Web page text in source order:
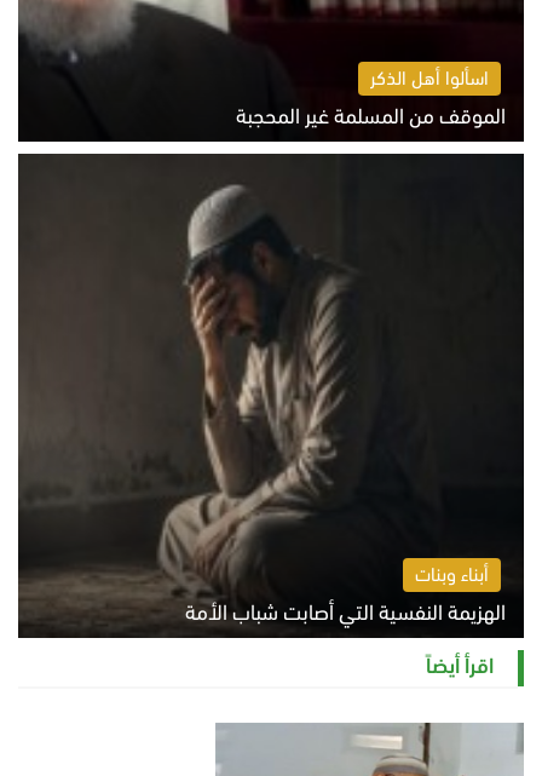
اسألوا أهل الذكر
الموقف من المسلمة غير المحجبة
الخميس 6 أغسطس 2026 10:45 ص
أبناء وبنات
الهزيمة النفسية التي أصابت شباب الأمة
الخميس 6 أغسطس 2026 11:12 ص
اقرأ أيضاً